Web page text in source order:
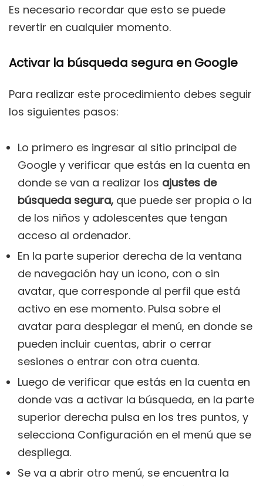
Es necesario recordar que esto se puede
revertir en cualquier momento.
Activar la búsqueda segura en Google
Para realizar este procedimiento debes seguir
los siguientes pasos:
Lo primero es ingresar al sitio principal de
Google y verificar que estás en la cuenta en
donde se van a realizar los ajustes de
búsqueda segura, que puede ser propia o la
de los niños y adolescentes que tengan
acceso al ordenador.
En la parte superior derecha de la ventana
de navegación hay un icono, con o sin
avatar, que corresponde al perfil que está
activo en ese momento. Pulsa sobre el
avatar para desplegar el menú, en donde se
pueden incluir cuentas, abrir o cerrar
sesiones o entrar con otra cuenta.
Luego de verificar que estás en la cuenta en
donde vas a activar la búsqueda, en la parte
superior derecha pulsa en los tres puntos, y
selecciona Configuración en el menú que se
despliega.
Se va a abrir otro menú, se encuentra la